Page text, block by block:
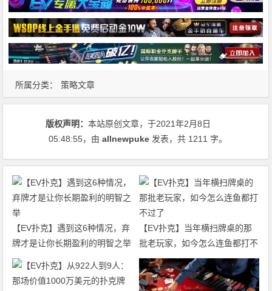
所属分类： 策略文章
版权声明：本站原创文章，于2021年2月8日
05:48:55，由allnewpuke 发表，共 1211 字。
【EV扑克】遇到这6种情况，弃
牌才是让你长期盈利的明智之举
【EV扑克】当年横扫牌桌的那
批老玩家，如今怎么连鱼都打不
过了